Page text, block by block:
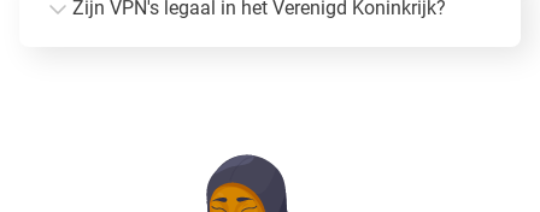
Zijn VPN's legaal in het Verenigd Koninkrijk?